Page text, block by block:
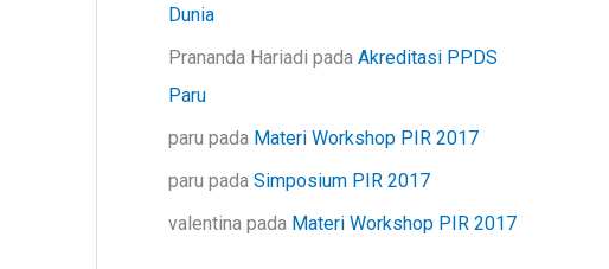
Dunia
Prananda Hariadi pada Akreditasi PPDS
Paru
paru pada Materi Workshop PIR 2017
paru pada Simposium PIR 2017
valentina pada Materi Workshop PIR 2017